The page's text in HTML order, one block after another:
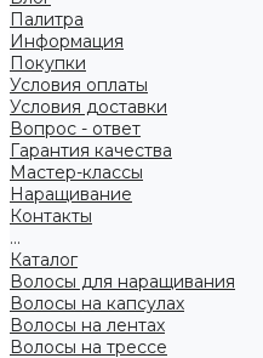
Палитра
Информация
Покупки
Условия оплаты
Условия доставки
Вопрос - ответ
Гарантия качества
Мастер-классы
Наращивание
Контакты
...
Каталог
Волосы для наращивания
Волосы на капсулах
Волосы на лентах
Волосы на трессе